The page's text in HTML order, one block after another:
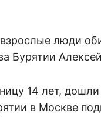
люди
Бурятии
14 лет, дошли
в Москве